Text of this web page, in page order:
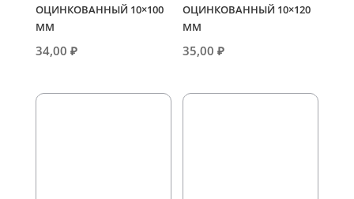
ОЦИНКОВАННЫЙ 10×100
ММ
34,00 ₽
ОЦИНКОВАННЫЙ 10×120
ММ
35,00₽